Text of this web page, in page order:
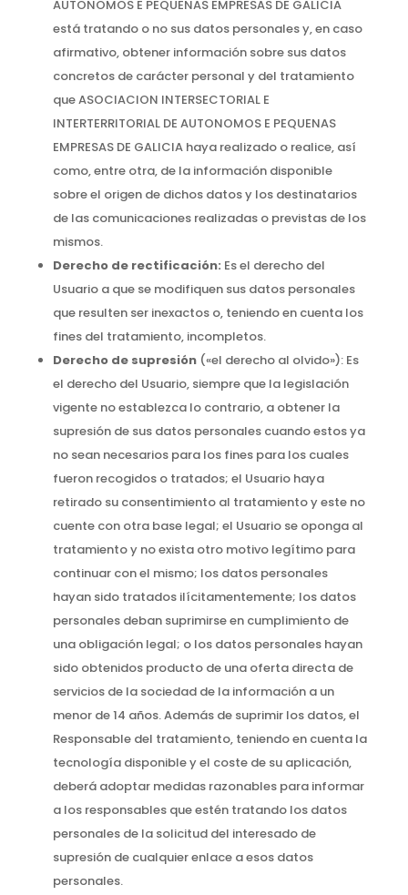
AUTONOMOS E PEQUENAS EMPRESAS DE GALICIA
está tratando o no sus datos personales y, en caso
afirmativo, obtener información sobre sus datos
concretos de carácter personal y del tratamiento
que ASOCIACION INTERSECTORIAL E
INTERTERRITORIAL DE AUTONOMOS E PEQUENAS
EMPRESAS DE GALICIA haya realizado o realice, así
como, entre otra, de la información disponible
sobre el origen de dichos datos y los destinatarios
de las comunicaciones realizadas o previstas de los
mismos.
Derecho de rectificación: Es el derecho del
Usuario a que se modifiquen sus datos personales
que resulten ser inexactos o, teniendo en cuenta los
fines del tratamiento, incompletos.
Derecho de supresión(«el derecho al olvido»): Es
el derecho del Usuario, siempre que la legislación
vigente no establezca lo contrario, a obtener la
supresión de sus datos personales cuando estos ya
no sean necesarios para los fines para los cuales
fueron recogidos o tratados; el Usuario haya
retirado su consentimiento al tratamiento y este no
cuente con otra base legal; el Usuario se oponga al
tratamiento y no exista otro motivo legítimo para
continuar con el mismo; los datos personales
hayan sido tratados ilícitamentemente; los datos
personales deban suprimirse en cumplimiento de
una obligación legal; o los datos personales hayan
sido obtenidos producto de una oferta directa de
servicios de la sociedad de la información a un
menor de 14 años. Además de suprimir los datos, el
Responsable del tratamiento, teniendo en cuenta la
tecnología disponible y el coste de su aplicación,
deberá adoptar medidas razonables para informar
a los responsables que estén tratando los datos
personales de la solicitud del interesado de
supresión de cualquier enlace a esos datos
personales.